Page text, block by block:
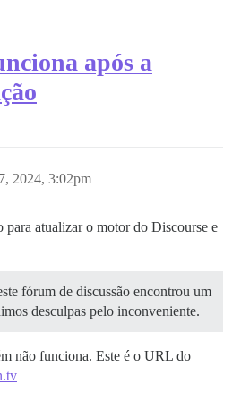
após a
2024, 3:02pm
para atualizar o motor do Discourse e
fórum de discussão encontrou um
desculpas pelo inconveniente.
não funciona. Este é o URL do